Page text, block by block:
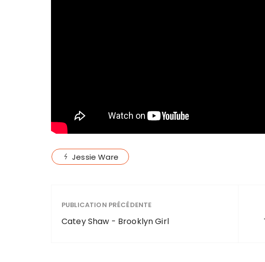
Jessie Ware
PUBLICATION PRÉCÉDENTE
Catey Shaw - Brooklyn Girl